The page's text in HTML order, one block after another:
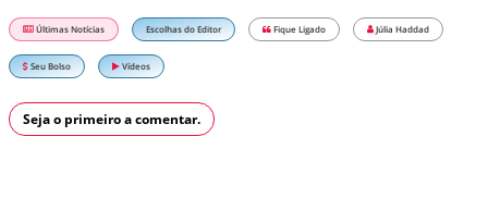
Últimas Notícias Escolhas do Editor Fique Ligado Júlia Haddad
Seu Bolso Vídeos
Seja o primeiro a comentar.